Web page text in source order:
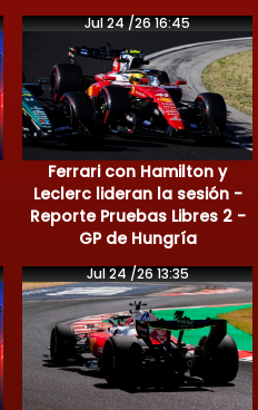
Jul 24 /26 16:45
Ferrari con Hamilton y
Leclerc lideran la sesión -
Reporte Pruebas Libres 2 -
GP de Hungría
Jul 24 /26 13:35